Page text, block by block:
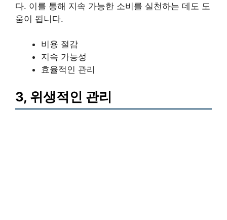
다. 이를 통해 지속 가능한 소비를 실천하는 데도 도
움이 됩니다.
비용 절감
지속 가능성
효율적인 관리
3, 위생적인 관리